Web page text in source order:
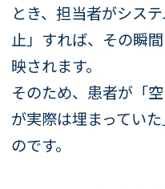
とき、担当者がシス
止」すれば、その瞬
映されます。
そのため、患者が「
が実際は埋まってい
のです。